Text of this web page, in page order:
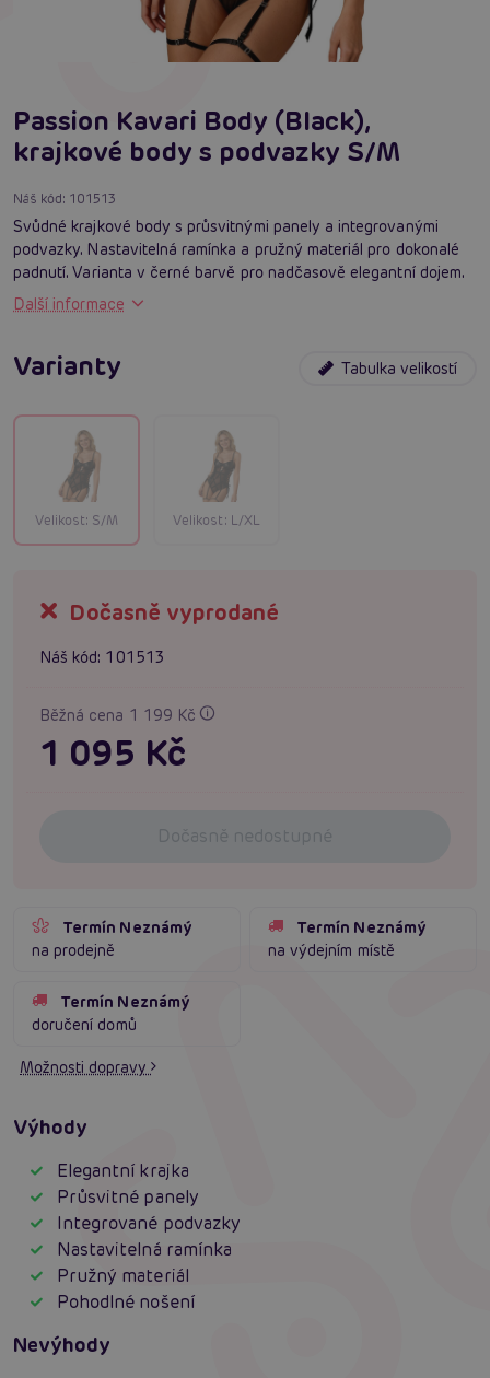
Passion Kavari Body (Black),
krajkové body s podvazky S/M
Náš kód: 101513
Svůdné krajkové body s průsvitnými panely a integrovanými
podvazky. Nastavitelná ramínka a pružný materiál pro dokonalé
padnutí. Varianta v černé barvě pro nadčasově elegantní dojem.
Další informace
Varianty Tabulka velikostí
Velikost: S/M Velikost: L/XL
Dočasně vyprodané
Náš kód: 101513
Běžná cena 1 199 Kč
1 095 Kč
Dočasně nedostupné
Termín Neznámý
na prodejně
Termín Neznámý
na výdejním místě
Termín Neznámý
doručení domů
Možnosti dopravy
Výhody
Elegantní krajka
Průsvitné panely
Integrované podvazky
Nastavitelná ramínka
Pružný materiál
Pohodlné nošení
Nevýhody